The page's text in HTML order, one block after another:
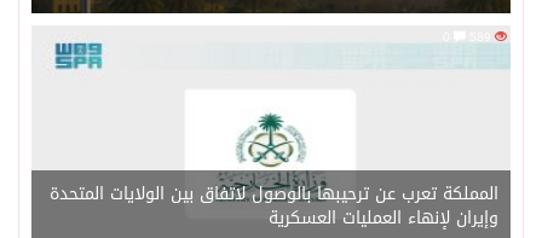
589
المملكة تعرب عن ترحيبها بالوصول لاتفاق بين الولايات المتحدة
وإيران لإنهاء العمليات العسكرية